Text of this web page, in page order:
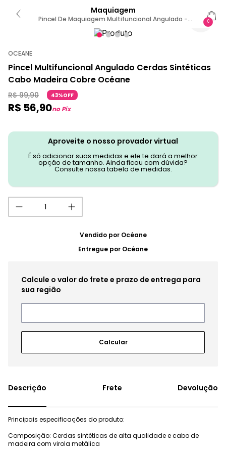
Maquiagem
Pincel De Maquiagem Multifuncional Angulado -
Soft Angled Brush Ocn2 Unica
0
OCEANE
Pincel Multifuncional Angulado Cerdas Sintéticas
Cabo Madeira Cobre Océane
R$ 99,90 43%OFF
R$ 56,90no Pix
Aproveite o nosso provador virtual
É só adicionar suas medidas e ele te dará a melhor
opção de tamanho. Ainda ficou com dúvida?
Consulte nossa tabela de medidas.
Vendido por Océane
Entregue por Océane
Frete Devolução
Principais especificações do produto:
Composição: Cerdas sintéticas de alta qualidade e cabo de
madeira com virola metálica